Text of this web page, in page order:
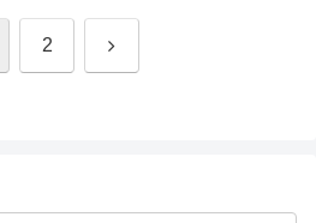
2 次